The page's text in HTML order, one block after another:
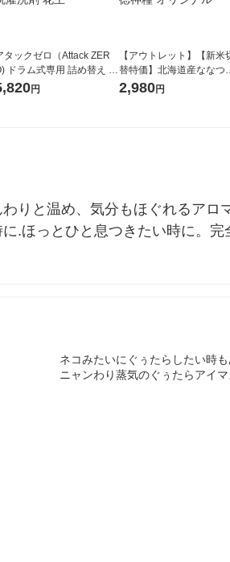
タックゼロ（Attack ZER
ドラム式専用 詰め替え メ
ジャンボ 2300g 1セット
（2個入) 洗濯洗剤 花王
円
【アウトレット】【新米
替特価】北海道産ななつぼ
し 無洗米 5kg 1袋 令和7年
米 木徳神糧 オリジナル
2,980円
りと温め、気分もほぐれるア
.ほっとひと息つきたい時に。
ネコみたいにぐぅたらしたい時も
ニャンわり蒸気のぐぅたらアイマ